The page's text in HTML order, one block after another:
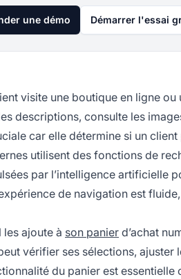
une démo Démarrer l'essai
visite une boutique en ligne ou
descriptions, consulte les
car elle détermine si un client
utilisent des fonctions de
par l’intelligence artificielle
de navigation est
les ajoute à son panier d’achat
vérifier ses sélections, ajuster
du panier est essentielle